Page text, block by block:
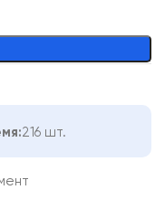
216 шт.